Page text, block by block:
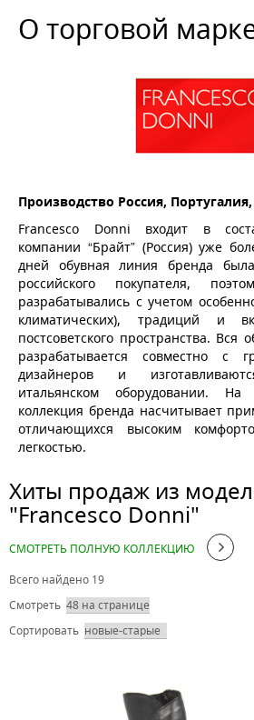
МАТЕРИАЛ
ПОЛ
МАТЕРИАЛ ВНУТРЕННИЙ
СТЕЛЬКА
ПОЛНОТА
ЦЕНА
руб.
Применить Сбросить
О торговой
Производство Россия,
Francesco Donni входит в
компании “Брайт” (Россия) уже
дней обувная линия бренда
российского покупателя,
разрабатывались с учетом
климатических), традиций и
постсоветского пространства. Вся
разрабатывается совместно с
дизайнеров и
итальянском оборудовании.
коллекция бренда насчитывает
отличающихся высоким
легкостью.
Хиты продаж из
"Francesco Donni"
СМОТРЕТЬ ПОЛНУЮ КОЛЛЕКЦИЮ
Всего найдено 19
Смотреть
Сортировать